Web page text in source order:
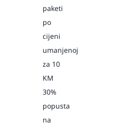
paketi
po
cijeni
umanjenoj
za 10
KM
30%
popusta
na